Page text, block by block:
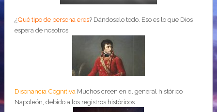
¿Qué tipo de persona eres? Dándoselo todo. Eso es lo que Dios
espera de nosotros.
Disonancia Cognitiva Muchos creen en el general histórico
Napoleón, debido a los registros históricos....